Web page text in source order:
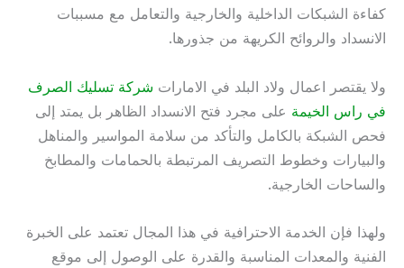
كفاءة الشبكات الداخلية والخارجية والتعامل مع مسببات
الانسداد والروائح الكريهة من جذورها.
ولا يقتصر اعمال ولاد البلد في الامارات شركة تسليك الصرف
في راس الخيمة على مجرد فتح الانسداد الظاهر بل يمتد إلى
فحص الشبكة بالكامل والتأكد من سلامة المواسير والمناهل
والبيارات وخطوط التصريف المرتبطة بالحمامات والمطابخ
والساحات الخارجية.
ولهذا فإن الخدمة الاحترافية في هذا المجال تعتمد على الخبرة
الفنية والمعدات المناسبة والقدرة على الوصول إلى موقع